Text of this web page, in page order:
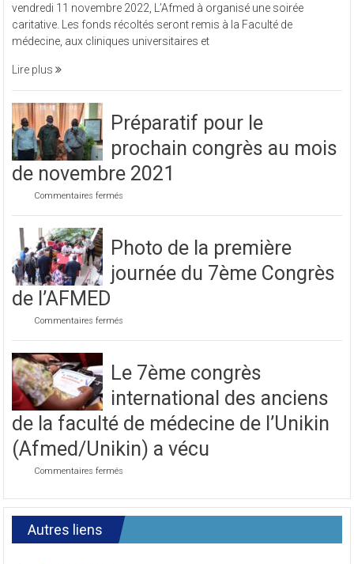
à
organisé
une
vendredi 11 novembre 2022, L’Afmed à organisé une soirée
caritative. Les fonds récoltés seront remis à la Faculté de
médecine, aux cliniques universitaires et
Lire plus
Préparatif pour le
prochain congrès au mois
de novembre 2021
Commentaires fermés
prochain
congrès
au
mois
Photo de la première
journée du 7ème Congrès
de l’AFMED
Commentaires fermés
première
journée
du
7ème
Congrès
de
l’AFMED
Le 7ème congrès
international des anciens
de la faculté de médecine de l’Unikin
(Afmed/Unikin) a vécu
Commentaires fermés
congrès
international
anciens
Autres liens